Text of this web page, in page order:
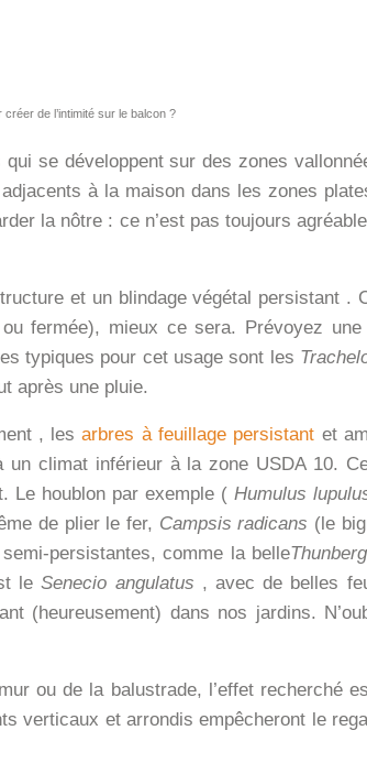
de l’intimité sur le balcon ?
se développent sur des zones
à la maison dans les zones
la nôtre : ce n’est pas toujours
et un blindagevégétal persistant .
fermée), mieux ce sera. Prévoyez
typiques pour cet usage sont les
après une pluie.
, lesarbres à feuillage persistant et
climat inférieur à la zone USDA 10.
Le houblon par exemple (Humulus
de plier le fer, Campsis radicans (le
persistantes, comme la belle
leSenecio angulatus , avec de belles
(heureusement) dans nos jardins.
ou de la balustrade, l’effet recherché
verticaux et arrondis empêcheront le